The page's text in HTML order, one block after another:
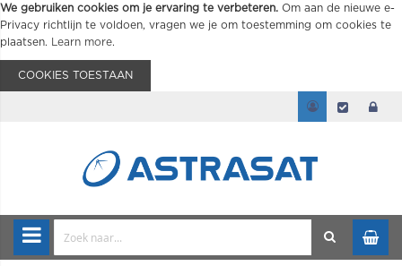
We gebruiken cookies om je ervaring te verbeteren. Om aan de nieuwe e-
Privacy richtlijn te voldoen, vragen we je om toestemming om cookies te
plaatsen.
Learn more.
COOKIES TOESTAAN